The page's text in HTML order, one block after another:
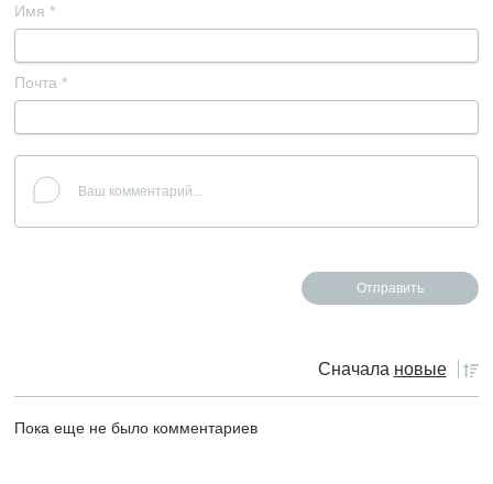
Имя *
Почта *
Сначала новые
Пока еще не было комментариев